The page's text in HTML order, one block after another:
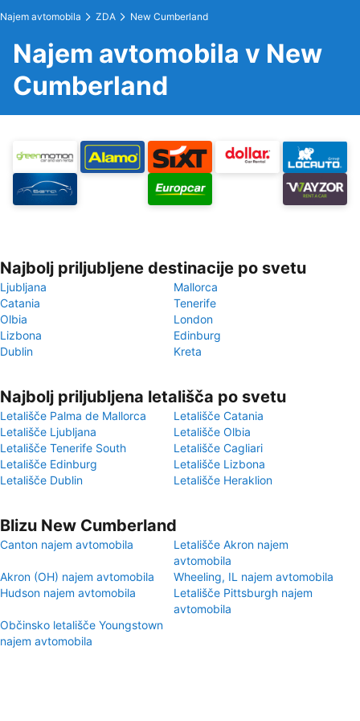
Najem avtomobila ZDA New Cumberland
Najem avtomobila v New
Cumberland
Najbolj priljubljene destinacije po svetu
Ljubljana
Mallorca
Catania
Tenerife
Olbia
London
Lizbona
Edinburg
Dublin
Kreta
Najbolj priljubljena letališča po svetu
Letališče Palma de Mallorca
Letališče Catania
Letališče Ljubljana
Letališče Olbia
Letališče Tenerife South
Letališče Cagliari
Letališče Edinburg
Letališče Lizbona
Letališče Dublin
Letališče Heraklion
Blizu New Cumberland
Canton najem avtomobila
Letališče Akron najem
avtomobila
Akron (OH) najem avtomobila
Wheeling, IL najem avtomobila
Hudson najem avtomobila
Letališče Pittsburgh najem
avtomobila
Občinsko letališče Youngstown
najem avtomobila